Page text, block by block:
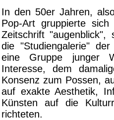
In den 50er Jahren,
Pop-Art gruppierte
Zeitschrift "augenblick",
die "Studiengalerie"
eine Gruppe junger
Interesse, dem
Konsenz zum Possen,
auf exakte Aesthetik,
Künsten auf die
richteten.